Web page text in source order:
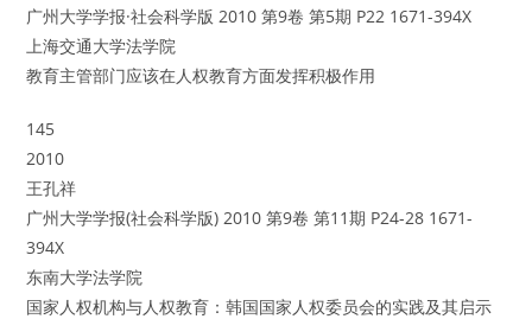
广州大学学报·社会科学版 2010 第9卷 第5期 P22 1671-394X
上海交通大学法学院
教育主管部门应该在人权教育方面发挥积极作用
145
2010
王孔祥
广州大学学报(社会科学版) 2010 第9卷 第11期 P24-28 1671-
394X
东南大学法学院
国家人权机构与人权教育：韩国国家人权委员会的实践及其启示